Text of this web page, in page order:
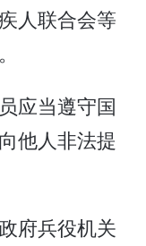
人联合会等
应当遵守国
他人非法提
府兵役机关